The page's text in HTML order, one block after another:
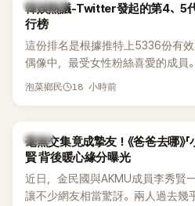
熱議討論
韓娛熱議-Twitter發起的第4、5代
行榜
這份排名是根據推特上5336份有
偶像中，最受女性粉絲喜愛的成員
員包攬了前三名，展現了她們在女
泡菜鄉民 18 小時前
韓星
毫無交集竟成摯友！《爸爸去哪》
賢 背後暖心緣分曝光
近日，金民國與AKMU成員李秀賢
讓不少網友相當驚訝。兩人過去幾